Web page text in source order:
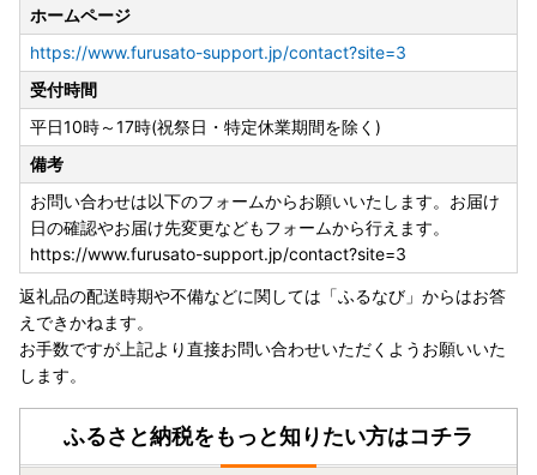
上記URLに、添付書類についてご紹介しておりますのでご確
認ください。
(外部サイトへ遷移します。個人情報の保護は遷移先サイト
の方針に従います。)
◆電子申請
【ふるさとPASS】ワンストップ特例制度の手続きをスマホ
でできるサービス
https://www.furusato-pass.jp/static/about
上記URLに、電子申請についてご紹介しておりますのでご確
認ください。
(外部サイトへ遷移します。個人情報の保護は遷移先サイト
の方針に従います。)
◆送付先
〒731-3810
広島県山県郡安芸太田町大字戸河内784番地1
安芸太田町税務住民課
ホームページ
https://www.furusato-support.jp/contact?site=3
受付時間
平日10時～17時(祝祭日・特定休業期間を除く)
備考
お問い合わせは以下のフォームからお願いいたします。お届け
日の確認やお届け先変更などもフォームから行えます。
https://www.furusato-support.jp/contact?site=3
返礼品の配送時期や不備などに関しては「ふるなび」からはお答
えできかねます。
お手数ですが上記より直接お問い合わせいただくようお願いいた
します。
ふるさと納税をもっと知りたい方はコチラ